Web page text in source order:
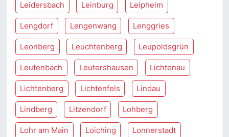
Leidersbach Leinburg Leipheim
Lengdorf Lengenwang Lenggries
Leonberg Leuchtenberg Leupoldsgrün
Leutenbach Leutershausen Lichtenau
Lichtenberg Lichtenfels Lindau
Lindberg Litzendorf Lohberg
Lohr am Main Loiching Lonnerstadt